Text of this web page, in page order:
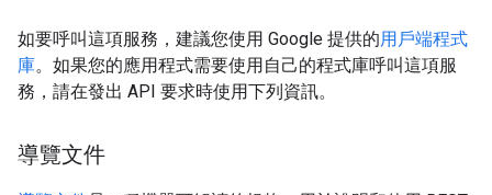
如要呼叫這項服務，建議您使用 Google 提供的用戶端程式
庫。如果您的應用程式需要使用自己的程式庫呼叫這項服
務，請在發出 API 要求時使用下列資訊。
導覽文件